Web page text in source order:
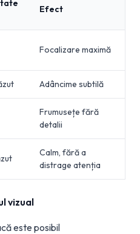
Efect
Focalizare maximă
Adâncime subtilă
Frumusețe fără
detalii
Calm, fără a
distrage atenția
vizual
este posibil